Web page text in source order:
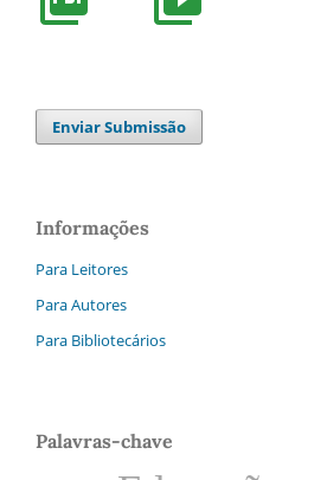
Enviar Submissão
Informações
Para Leitores
Para Autores
Para Bibliotecários
Palavras-chave